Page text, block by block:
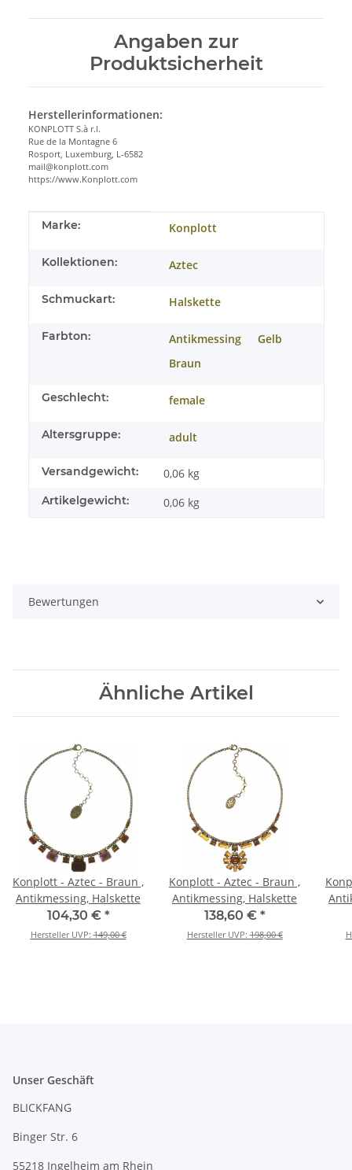
Angaben zur
Produktsicherheit
Herstellerinformationen:
KONPLOTT S.à r.l.
Rue de la Montagne 6
Rosport, Luxemburg, L-6582
mail@konplott.com
https://www.Konplott.com
Produkteigenschaft
Wert
Marke: Konplott
Kollektionen: Aztec
Schmuckart: Halskette
Farbton: Antikmessing
Gelb
Braun
Geschlecht: female
Altersgruppe: adult
Versandgewicht: 0,06 kg
Artikelgewicht: 0,06 kg
Bewertungen
Ähnliche Artikel
Konplott - Aztec - Braun ,
Antikmessing, Halskette
104,30 € *
Hersteller UVP:149,00 €
Konplott - Aztec - Braun ,
Antikmessing, Halskette
138,60 € *
Hersteller UVP:198,00 €
Unser Geschäft
BLICKFANG
Binger Str. 6
55218 Ingelheim am Rhein